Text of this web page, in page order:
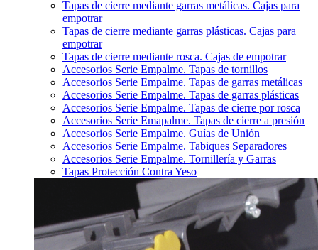
Tapas de cierre mediante garras metálicas. Cajas para
empotrar
Tapas de cierre mediante garras plásticas. Cajas para
empotrar
Tapas de cierre mediante rosca. Cajas de empotrar
Accesorios Serie Empalme. Tapas de tornillos
Accesorios Serie Empalme. Tapas de garras metálicas
Accesorios Serie Empalme. Tapas de garras plásticas
Accesorios Serie Empalme. Tapas de cierre por rosca
Accesorios Serie Emapalme. Tapas de cierre a presión
Accesorios Serie Empalme. Guías de Unión
Accesorios Serie Empalme. Tabiques Separadores
Accesorios Serie Empalme. Tornillería y Garras
Tapas Protección Contra Yeso